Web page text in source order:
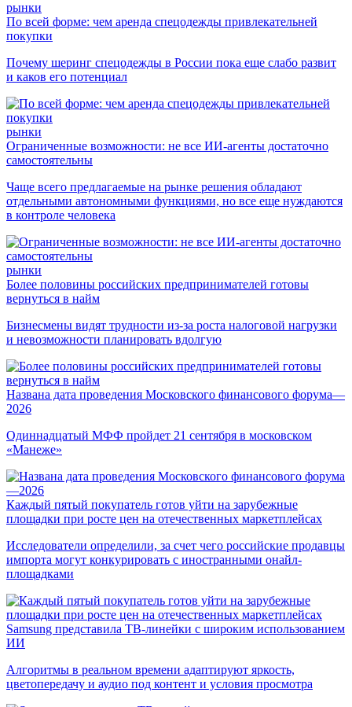
рынки
По всей форме: чем аренда спецодежды привлекательней
покупки
Почему шеринг спецодежды в России пока еще слабо развит
и каков его потенциал
рынки
Ограниченные возможности: не все ИИ-агенты достаточно
самостоятельны
Чаще всего предлагаемые на рынке решения обладают
отдельными автономными функциями, но все еще нуждаются
в контроле человека
рынки
Более половины российских предпринимателей готовы
вернуться в найм
Бизнесмены видят трудности из-за роста налоговой нагрузки
и невозможности планировать вдолгую
Названа дата проведения Московского финансового форума—
2026
Одиннадцатый МФФ пройдет 21 сентября в московском
«Манеже»
Каждый пятый покупатель готов уйти на зарубежные
площадки при росте цен на отечественных маркетплейсах
Исследователи определили, за счет чего российские продавцы
импорта могут конкурировать с иностранными онайл-
площадками
Samsung представила ТВ-линейки с широким использованием
ИИ
Алгоритмы в реальном времени адаптируют яркость,
цветопередачу и аудио под контент и условия просмотра